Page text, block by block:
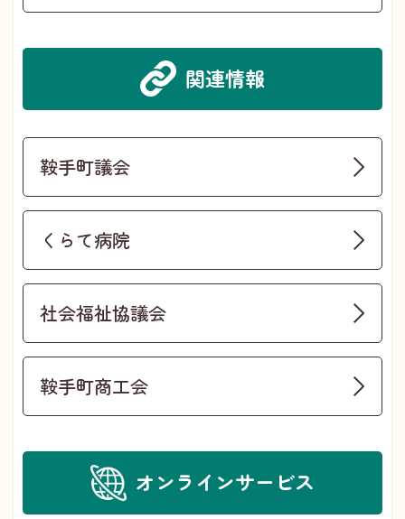
関連情報
鞍手町議会
くらて病院
社会福祉協議会
鞍手町商工会
オンラインサービス